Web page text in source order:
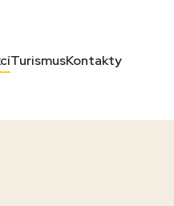
TurismusKontakty